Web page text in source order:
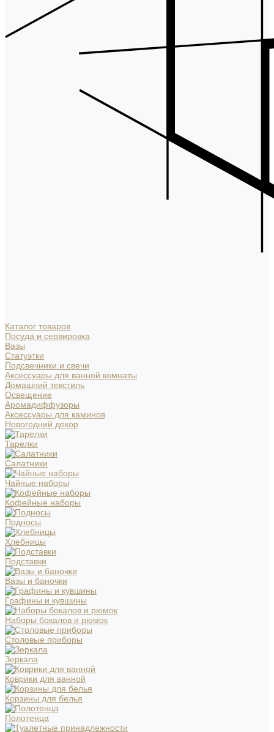
Каталог товаров
Посуда и сервировка
Вазы
Статуэтки
Подсвечники и свечи
Аксессуары для ванной комнаты
Домашний текстиль
Освещение
Аромадиффузоры
Аксессуары для каминов
Новогодний декор
Тарелки
Салатники
Чайные наборы
Кофейные наборы
Подносы
Хлебницы
Подставки
Вазы и баночки
Графины и кувшины
Наборы бокалов и рюмок
Столовые приборы
Зеркала
Коврики для ванной
Корзины для белья
Полотенца